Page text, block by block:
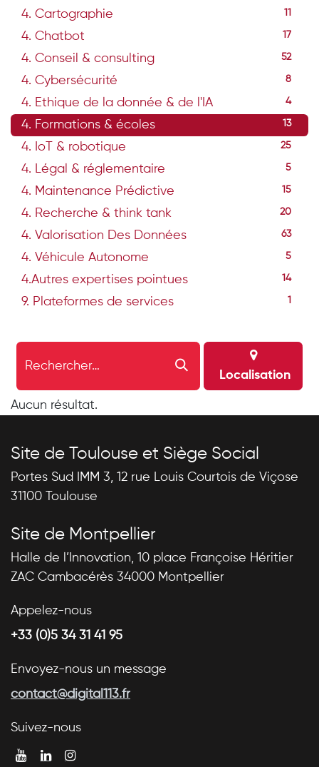
4. Cartographie
4. Chatbot 17
4. Conseil & consulting 52
4. Cybersécurité 8
4. Ethique de la donnée & de l'IA 4
4. Formations & écoles 13
4. IoT & robotique 25
4. Légal & réglementaire 5
4. Maintenance Prédictive 15
4. Recherche & think tank 20
4. Valorisation Des Données 63
4. Véhicule Autonome 5
4.Autres expertises pointues 14
9. Plateformes de services
Localisation
Aucun résultat.
Site de Toulouse et Siège Social
Portes Sud IMM 3, 12 rue Louis Courtois de Viçose
31100 Toulouse
Site de Montpellier
Halle de l’Innovation, 10 place Françoise Héritier
ZAC Cambacérès 34000 Montpellier
Appelez-nous
+33 (0)5 34 31 41 95
Envoyez-nous un message
contact@digital113.fr
Suivez-nous